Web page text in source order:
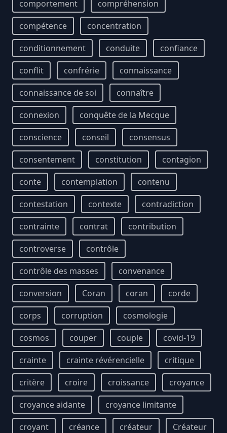
comportement
compréhension
compétence
concentration
conditionnement
conduite
confiance
conflit
confrérie
connaissance
connaissance de soi
connaître
connexion
conquête de la Mecque
conscience
conseil
consensus
consentement
constitution
contagion
conte
contemplation
contenu
contestation
contexte
contradiction
contrainte
contrat
contribution
controverse
contrôle
contrôle des masses
convenance
conversion
Coran coran
corde
corps
corruption
cosmologie
cosmos
couper couple
covid-19
crainte
crainte révérencielle
critique
critère
croire croissance
croyance
croyance aidante
croyance limitante
croyant
créance créateur
Créateur